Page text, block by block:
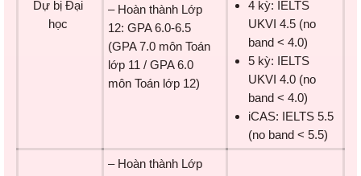
Dự bị Đại
học
– Hoàn thành Lớp
12: GPA 6.0-6.5
(GPA 7.0 môn Toán
lớp 11 / GPA 6.0
môn Toán lớp 12)
4 kỳ: IELTS
UKVI 4.5 (no
band < 4.0)
5 kỳ: IELTS
UKVI 4.0 (no
band < 4.0)
iCAS: IELTS 5.5
(no band < 5.5)
– Hoàn thành Lớp